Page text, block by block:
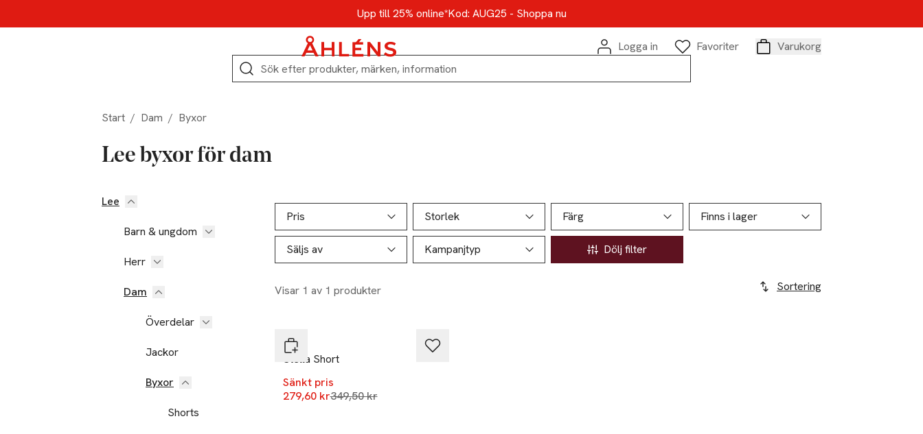
Upp till 25% online*Kod: AUG25 - Shoppa nu
Logga in
Favoriter
Varukorg
Sök
Start / Dam / Byxor
Lee byxor för dam
Hoppa till produktsidan
Lee
Barn & ungdom
Herr
Dam
Överdelar
Jackor
Byxor
Shorts
Hoppa till produktsidan
Pris
Storlek Färg Finns i lager
Säljs av Kampanjtyp Dölj filter
Visar 1 av 1 produkter Sortering
Lista över produkter
Lee
Stella Short
Sänkt pris
279,60 krLägsta pris 30 dagar
349,50 kr